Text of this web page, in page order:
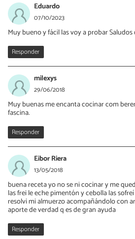
Eduardo
07/10/2023
Muy bueno y fácil las voy a probar
Responder
milexys
29/06/2018
Muy buenas me encanta cocinar com
fascina.
Responder
Eibor Riera
13/05/2018
buena receta yo no se ni cocinar y me
las frei le eche pimentón y cebolla las
resolvi mi almuerzo acompañándolo con
aporte de verdad q es de gran ayuda
Responder